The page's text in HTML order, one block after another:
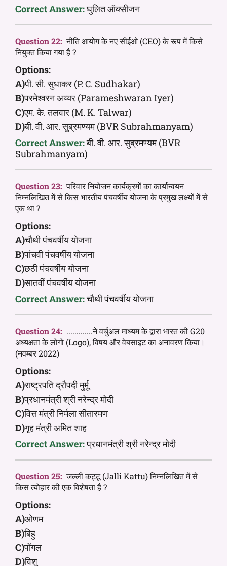
Correct Answer:घुलित ऑक्सीजन
Question 22: नीति आयोग के नए सीईओ (CEO) के रूप में किसे
नियुक्त किया गया है ?
Options:
A)पी. सी. सुधाकर (P. C. Sudhakar)
B)परमेश्वरन अय्यर (Parameshwaran Iyer)
C)एम. के. तलवार (M. K. Talwar)
D)बी. वी. आर. सुब्रमण्यम (BVR Subrahmanyam)
Correct Answer:बी. वी. आर. सुब्रमण्यम (BVR
Subrahmanyam)
Question 23: परिवार नियोजन कार्यक्रमों का कार्यान्वयन
निम्नलिखित में से किस भारतीय पंचवर्षीय योजना के प्रमुख लक्ष्यों में से
एक था ?
Options:
A)चौथी पंचवर्षीय योजना
B)पांचवी पंचवर्षीय योजना
C)छठी पंचवर्षीय योजना
D)सातवीं पंचवर्षीय योजना
Correct Answer:चौथी पंचवर्षीय योजना
Question 24: .............ने वर्चुअल माध्यम के द्वारा भारत की G20
अध्यक्षता के लोगो (Logo), विषय और वेबसाइट का अनावरण किया।
(नवम्बर 2022)
Options:
A)राष्ट्रपति द्रौपदी मुर्मू
B)प्रधानमंत्री श्री नरेन्द्र मोदी
C)वित्त मंत्री निर्मला सीतारमण
D)गृह मंत्री अमित शाह
Correct Answer:प्रधानमंत्री श्री नरेन्द्र मोदी
Question 25: जल्ली कट्टू (Jalli Kattu) निम्नलिखित में से
किस त्योहार की एक विशेषता है ?
Options:
A)ओणम
B)बिहु
C)पोंगल
D)विशु